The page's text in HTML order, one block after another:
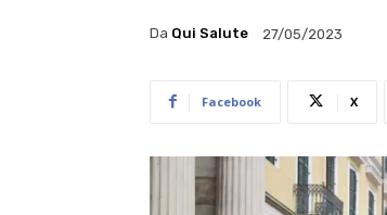
Da Qui Salute 27/05/2023
Facebook X